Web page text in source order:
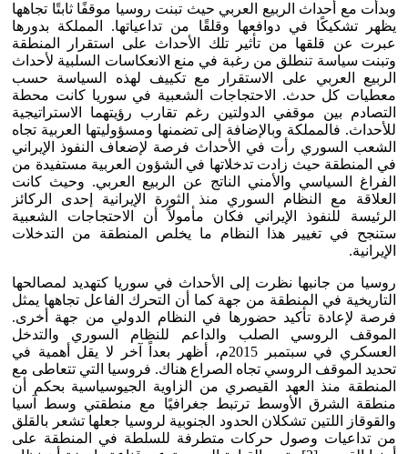
وبدأت مع أحداث الربيع العربي حيث تبنت روسيا موقفًا ثابتًا تجاهها
يظهر تشكيكًا في دوافعها وقلقًا من تداعياتها. المملكة بدورها
عبرت عن قلقها من تأثير تلك الأحداث على استقرار المنطقة
وتبنت سياسة تنطلق من رغبة في منع الانعكاسات السلبية لأحداث
الربيع العربي على الاستقرار مع تكييف لهذه السياسة حسب
معطيات كل حدث. الاحتجاجات الشعبية في سوريا كانت محطة
التصادم بين موقفي الدولتين رغم تقارب رؤيتهما الاستراتيجية
للأحداث. فالمملكة وبالإضافة إلى تضمنها ومسؤوليتها العربية تجاه
الشعب السوري رأت في الأحداث فرصة لإضعاف النفوذ الإيراني
في المنطقة حيث زادت تدخلاتها في الشؤون العربية مستفيدة من
الفراغ السياسي والأمني الناتج عن الربيع العربي. وحيث كانت
العلاقة مع النظام السوري منذ الثورة الإيرانية إحدى الركائز
الرئيسة للنفوذ الإيراني فكان مأمولاً أن الاحتجاجات الشعبية
ستنجح في تغيير هذا النظام ما يخلص المنطقة من التدخلات
الإيرانية.
روسيا من جانبها نظرت إلى الأحداث في سوريا كتهديد لمصالحها
التاريخية في المنطقة من جهة كما أن التحرك الفاعل تجاهها يمثل
فرصة لإعادة تأكيد حضورها في النظام الدولي من جهة أخرى.
الموقف الروسي الصلب والداعم للنظام السوري والتدخل
العسكري في سبتمبر 2015م، أظهر بعداً آخر لا يقل أهمية في
تحديد الموقف الروسي تجاه الصراع هناك. فروسيا التي تتعاطى مع
المنطقة منذ العهد القيصري من الزاوية الجيوسياسية بحكم أن
منطقة الشرق الأوسط ترتبط جغرافيًا مع منطقتي وسط آسيا
والقوقاز اللتين تشكلان الحدود الجنوبية لروسيا جعلها تشعر بالقلق
من تداعيات وصول حركات متطرفة للسلطة في المنطقة على